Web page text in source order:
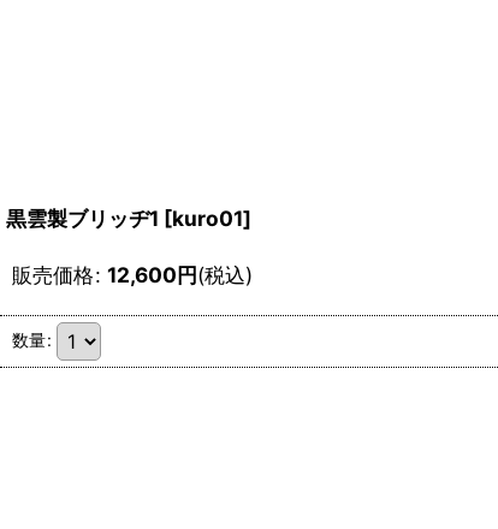
黒雲製ブリッヂ1 [kuro01]
販売価格: 12,600円(税込)
数量: